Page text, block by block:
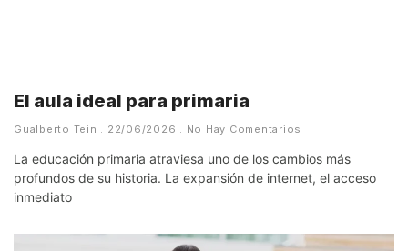
El aula ideal para primaria
Gualberto Tein 22/06/2026 No Hay Comentarios
La educación primaria atraviesa uno de los cambios más
profundos de su historia. La expansión de internet, el acceso
inmediato